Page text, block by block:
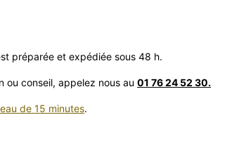
préparée et expédiée sous 48 h.
conseil, appelez nous au 01 76 24 52 30.
de 15 minutes.